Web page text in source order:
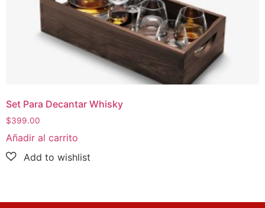
Set Para Decantar Whisky
$399.00
Añadir al carrito